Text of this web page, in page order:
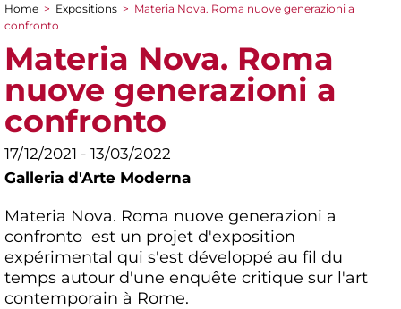
You are here
Home > Expositions > Materia Nova. Roma nuove generazioni a
confronto
Materia Nova. Roma
nuove generazioni a
confronto
17/12/2021 - 13/03/2022
Galleria d'Arte Moderna
Materia Nova. Roma nuove generazioni a
confronto est un projet d'exposition
expérimental qui s'est développé au fil du
temps autour d'une enquête critique sur l'art
contemporain à Rome.